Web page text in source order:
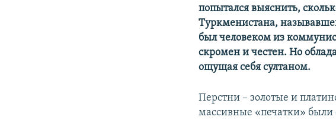
попытался выяснить,
Туркменистана,
был человеком из
скромен и честен. Но
ощущая себя султаном.
Перстни – золотые и
массивные «печатки»